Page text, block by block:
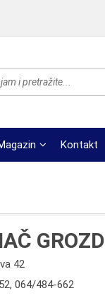
Kontakt
GROZD
42
,064/484-662